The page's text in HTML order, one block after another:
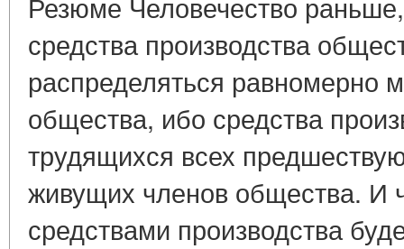
средства производства
распределяться равномерно
общества, ибо средства
трудящихся всех
живущих членов общества. И
средствами производства